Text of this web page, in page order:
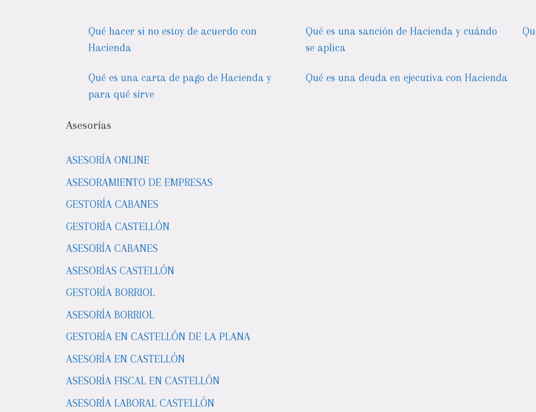
Qué hacer si no estoy de acuerdo con
Hacienda
Qué es una sanción de Hacienda y cuándo
se aplica
Qué es una carta de pago de Hacienda y
para qué sirve
Qué es una deuda en ejecutiva con Hacienda
Asesorías
ASESORÍA ONLINE
ASESORAMIENTO DE EMPRESAS
GESTORÍA CABANES
GESTORÍA CASTELLÓN
ASESORÍA CABANES
ASESORÍAS CASTELLÓN
GESTORÍA BORRIOL
ASESORÍA BORRIOL
GESTORÍA EN CASTELLÓN DE LA PLANA
ASESORÍA EN CASTELLÓN
ASESORÍA FISCAL EN CASTELLÓN
ASESORÍA LABORAL CASTELLÓN